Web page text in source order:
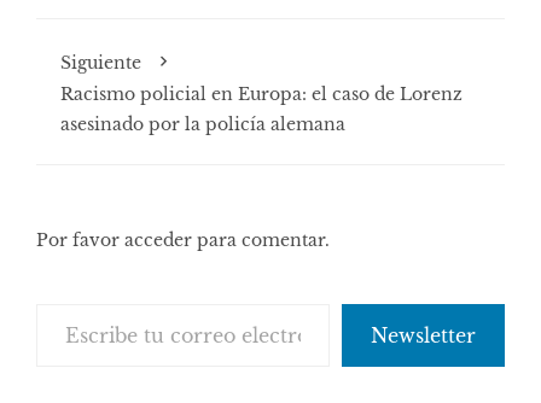
Siguiente
Racismo policial en Europa: el caso de Lorenz
asesinado por la policía alemana
Por favor acceder para comentar.
Newsletter